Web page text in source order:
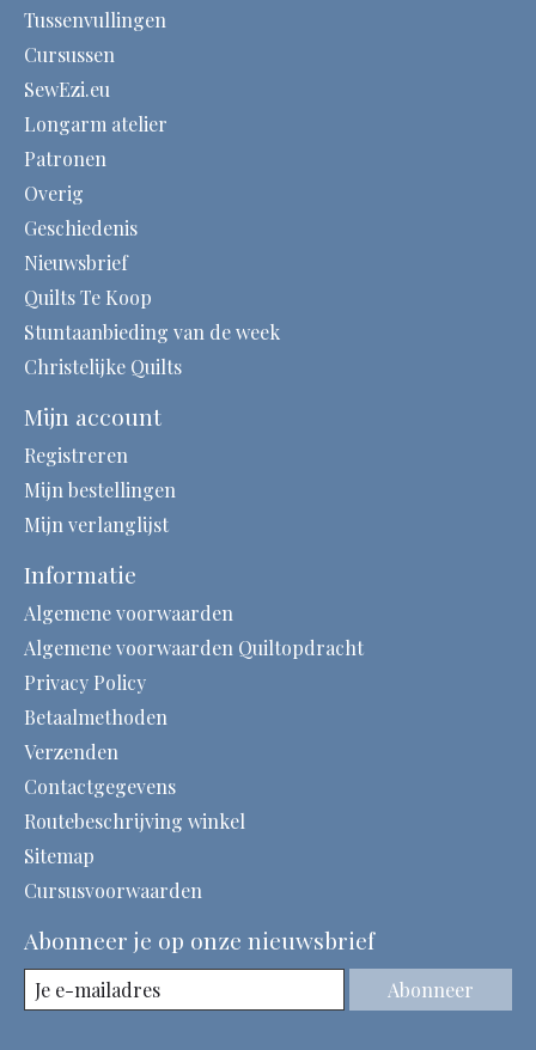
Tussenvullingen
Cursussen
SewEzi.eu
Longarm atelier
Patronen
Overig
Geschiedenis
Nieuwsbrief
Quilts Te Koop
Stuntaanbieding van de week
Christelijke Quilts
Mijn account
Registreren
Mijn bestellingen
Mijn verlanglijst
Informatie
Algemene voorwaarden
Algemene voorwaarden Quiltopdracht
Privacy Policy
Betaalmethoden
Verzenden
Contactgegevens
Routebeschrijving winkel
Sitemap
Cursusvoorwaarden
Abonneer je op onze nieuwsbrief
Abonneer